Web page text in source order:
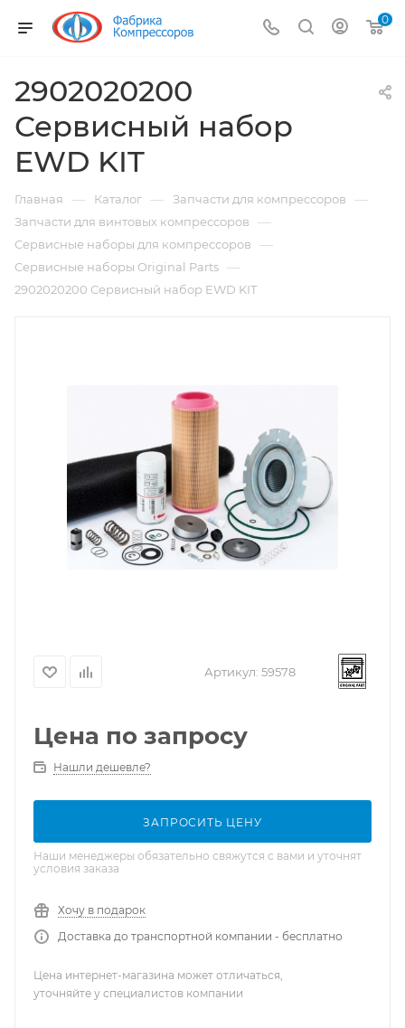
0
2902020200
Сервисный набор
EWD KIT
Главная — Каталог — Запчасти для компрессоров —
Запчасти для винтовых компрессоров —
Сервисные наборы для компрессоров —
Сервисные наборы Original Parts —
2902020200 Сервисный набор EWD KIT
Артикул: 59578
Цена по запросу
Нашли дешевле?
ЗАПРОСИТЬ ЦЕНУ
Наши менеджеры обязательно свяжутся с вами и уточнят
условия заказа
Хочу в подарок
Доставка до транспортной компании - бесплатно
Цена интернет-магазина может отличаться,
уточняйте у специалистов компании